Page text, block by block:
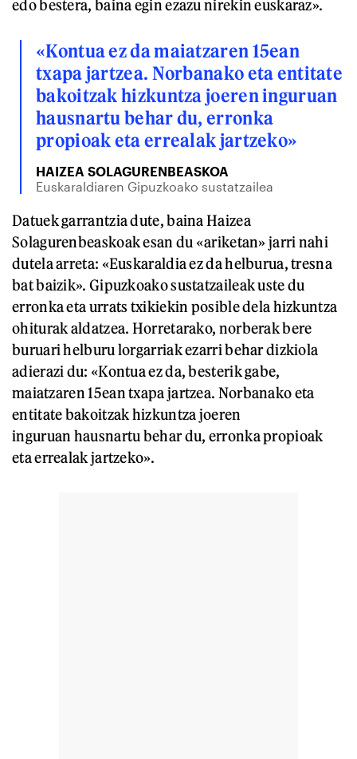
edo bestera, baina egin ezazu nirekin euskaraz».
«Kontua ez da maiatzaren 15ean
txapa jartzea. Norbanako eta entitate
bakoitzak hizkuntza joeren inguruan
hausnartu behar du, erronka
propioak eta errealak jartzeko»
HAIZEA SOLAGURENBEASKOA
Euskaraldiaren Gipuzkoako sustatzailea
Datuek garrantzia dute, baina Haizea
Solagurenbeaskoak esan du «ariketan» jarri nahi
dutela arreta: «Euskaraldia ez da helburua, tresna
bat baizik». Gipuzkoako sustatzaileak uste du
erronka eta urrats txikiekin posible dela hizkuntza
ohiturak aldatzea. Horretarako, norberak bere
buruari helburu lorgarriak ezarri behar dizkiola
adierazi du: «Kontua ez da, besterik gabe,
maiatzaren 15ean txapa jartzea. Norbanako eta
entitate bakoitzak hizkuntza joeren
inguruan hausnartu behar du, erronka propioak
eta errealak jartzeko».